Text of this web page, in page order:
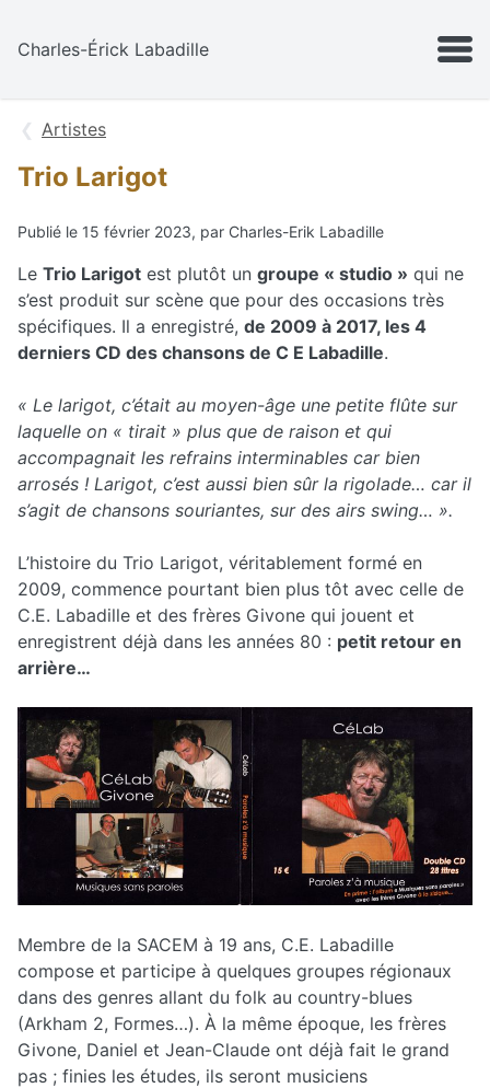
Charles-Érick Labadille
MENU
Artistes
Trio Larigot
Publié le 15 février 2023, par Charles-Erik Labadille
Le Trio Larigot est plutôt un groupe « studio » qui ne
s’est produit sur scène que pour des occasions très
spécifiques. Il a enregistré, de 2009 à 2017, les 4
derniers CD des chansons de C E Labadille.
« Le larigot, c’était au moyen-âge une petite flûte sur
laquelle on « tirait » plus que de raison et qui
accompagnait les refrains interminables car bien
arrosés ! Larigot, c’est aussi bien sûr la rigolade… car il
s’agit de chansons souriantes, sur des airs swing… ».
L’histoire du Trio Larigot, véritablement formé en
2009, commence pourtant bien plus tôt avec celle de
C.E. Labadille et des frères Givone qui jouent et
enregistrent déjà dans les années 80 : petit retour en
arrière…
Membre de la SACEM à 19 ans, C.E. Labadille
compose et participe à quelques groupes régionaux
dans des genres allant du folk au country-blues
(Arkham 2, Formes…). À la même époque, les frères
Givone, Daniel et Jean-Claude ont déjà fait le grand
pas ; finies les études, ils seront musiciens